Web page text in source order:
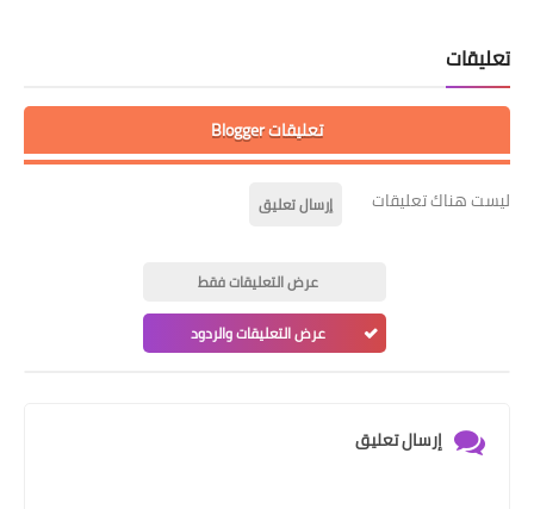
تعليقات
تعليقات Blogger
ليست هناك تعليقات إرسال تعليق
عرض التعليقات فقط
عرض التعليقات والردود
إرسال تعليق